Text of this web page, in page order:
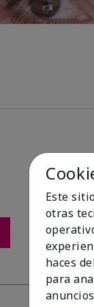
Este
otras
haces
para